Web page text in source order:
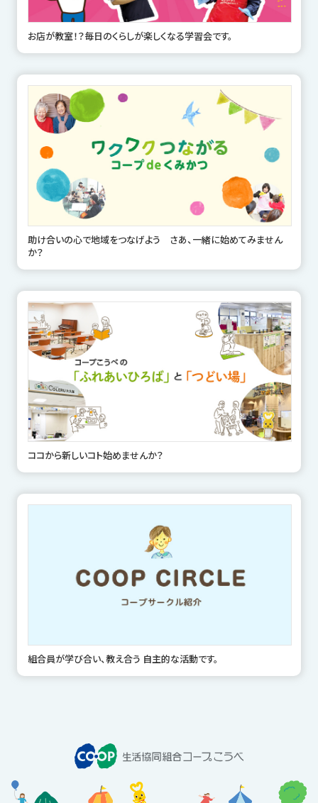
お店が教室！？毎日のくらしが楽しくなる学習会です。
助け合いの心で地域をつなげよう さあ、一緒に始めてみません
か？
ココから新しいコト始めませんか？
組合員が学び合い、教え合う 自主的な活動です。